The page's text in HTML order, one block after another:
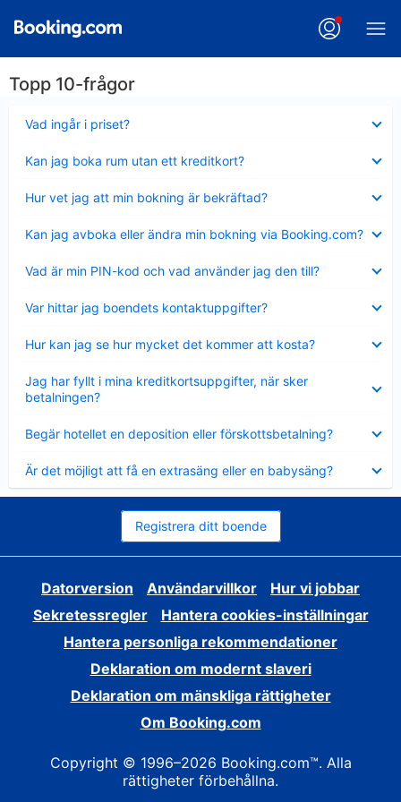
Topp 10-frågor
Vad ingår i priset?
mindre
Kan jag boka rum utan ett kreditkort?
mindre
Hur vet jag att min bokning är bekräftad?
mindre
Kan jag avboka eller ändra min bokning via Booking.com?
mindre
Vad är min PIN-kod och vad använder jag den till?
mindre
Var hittar jag boendets kontaktuppgifter?
mindre
Hur kan jag se hur mycket det kommer att kosta?
mindre
Jag har fyllt i mina kreditkortsuppgifter, när sker
betalningen?
mindre
Begär hotellet en deposition eller förskottsbetalning?
mindre
Är det möjligt att få en extrasäng eller en babysäng?
mindre
Registrera ditt boende
Datorversion Användarvillkor
Hur vi jobbar
Sekretessregler
Hantera cookies-inställningar
Hantera personliga rekommendationer
Deklaration om modernt slaveri
Deklaration om mänskliga rättigheter
Om Booking.com
Copyright © 1996–2026 Booking.com™. Alla
rättigheter förbehållna.